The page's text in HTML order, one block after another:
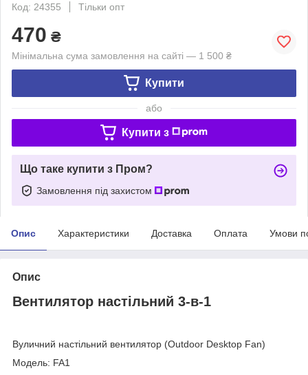
Код: 24355
Тільки опт
470 ₴
Мінімальна сума замовлення на сайті — 1 500 ₴
Купити
або
Купити з
Що таке купити з Пром?
Замовлення під захистом
Опис Характеристики Доставка Оплата Умови
Опис
Вентилятор настільний 3-в-1
Вуличний настільний вентилятор (Outdoor Desktop Fan)
Модель: FA1